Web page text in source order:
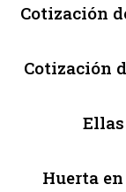
Cotización
Cotización
Ellas
Huerta